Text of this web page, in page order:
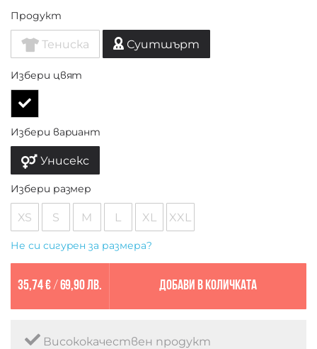
Продукт
Тениска Суитшърт
Избери цвят
Избери вариант
Унисекс
Избери размер
XS S M L XL XXL
Не си сигурен за размера?
35,74 €/ 69,90 лв. Добави в количката
Висококачествен продукт